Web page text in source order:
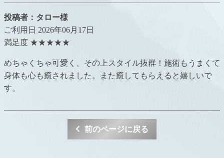
投稿者：タロー様
ご利用日 2026年06月17日
満足度 ★★★★★
めちゃくちゃ可愛く、その上スタイル抜群！施術もうまくて
身体も心も癒されました。また癒してもらえると嬉しいで
す。
前のページに戻る